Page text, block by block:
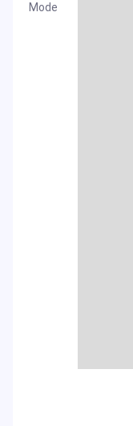
Mode